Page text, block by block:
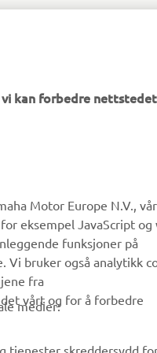
en Yamaha-forhandler
av brukte
kan forbedre
Motor Europe N.V.,
eksempel JavaScript og
funksjoner på
Vi bruker også analytikk
fra
vårt og for å forbedre
medier:
tjenester skreddersydd